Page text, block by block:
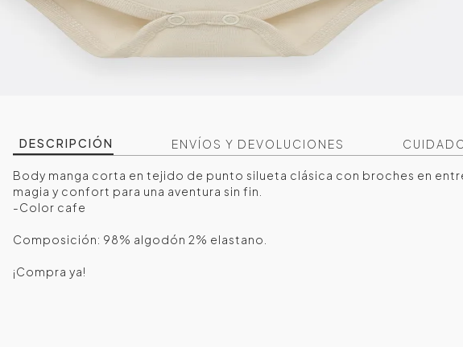
DESCRIPCIÓN ENVÍOS Y DEVOLUCIONES
Body manga corta en tejido de punto silueta clásica con broches en
magia y confort para una aventura sin fin.
-Color cafe
Composición: 98% algodón 2% elastano.
¡Compra ya!